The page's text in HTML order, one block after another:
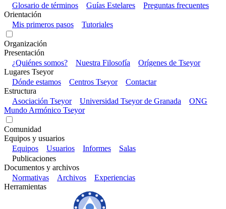
Glosario de términos
Guías Estelares
Preguntas frecuentes
Orientación
Mis primeros pasos
Tutoriales
Organización
Presentación
¿Quiénes somos?
Nuestra Filosofía
Orígenes de Tseyor
Lugares Tseyor
Dónde estamos
Centros Tseyor
Contactar
Estructura
Asociación Tseyor
Universidad Tseyor de Granada
ONG
Mundo Armónico Tseyor
Comunidad
Equipos y usuarios
Equipos
Usuarios Informes
Salas
Publicaciones
Documentos y archivos
Normativas
Archivos
Experiencias
Herramientas